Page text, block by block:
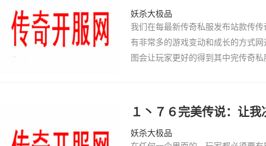
妖杀大极品
我们在每最新传奇私服发布站款传
有非常多的游戏变动和成长的方式
图会让玩家更好的得到其中完传奇
１丶７６完美传说：让
妖杀大极品